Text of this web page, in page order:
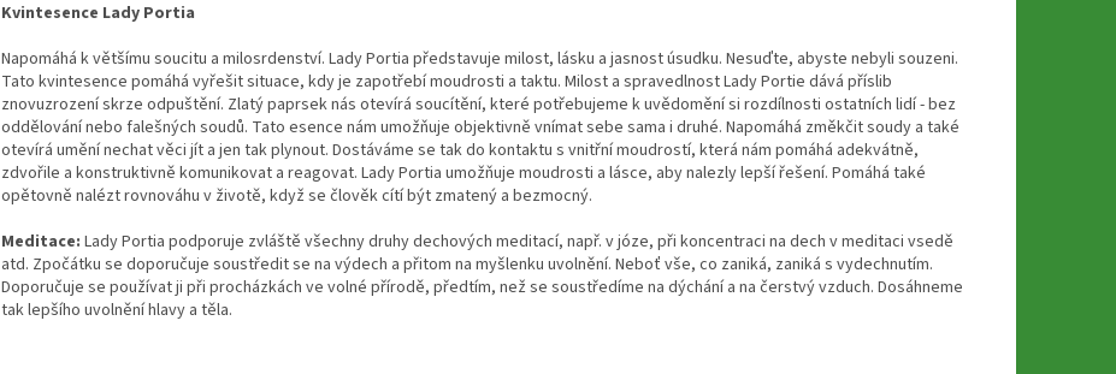
Kvintesence Lady Portia
Napomáhá k většímu soucitu a milosrdenství. Lady Portia představuje milost, lásku a jasnost úsudku. Nesuďte, abyste nebyli souzeni.
Tato kvintesence pomáhá vyřešit situace, kdy je zapotřebí moudrosti a taktu. Milost a spravedlnost Lady Portie dává příslib
znovuzrození skrze odpuštění. Zlatý paprsek nás otevírá soucítění, které potřebujeme k uvědomění si rozdílnosti ostatních lidí - bez
oddělování nebo falešných soudů. Tato esence nám umožňuje objektivně vnímat sebe sama i druhé. Napomáhá změkčit soudy a také
otevírá umění nechat věci jít a jen tak plynout. Dostáváme se tak do kontaktu s vnitřní moudrostí, která nám pomáhá adekvátně,
zdvořile a konstruktivně komunikovat a reagovat. Lady Portia umožňuje moudrosti a lásce, aby nalezly lepší řešení. Pomáhá také
opětovně nalézt rovnováhu v životě, když se člověk cítí být zmatený a bezmocný.
Meditace: Lady Portia podporuje zvláště všechny druhy dechových meditací, např. v józe, při koncentraci na dech v meditaci vsedě
atd. Zpočátku se doporučuje soustředit se na výdech a přitom na myšlenku uvolnění. Neboť vše, co zaniká, zaniká s vydechnutím.
Doporučuje se používat ji při procházkách ve volné přírodě, předtím, než se soustředíme na dýchání a na čerstvý vzduch. Dosáhneme
tak lepšího uvolnění hlavy a těla.